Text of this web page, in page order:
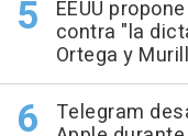
EEUU
contra "la
Ortega y
Telegram